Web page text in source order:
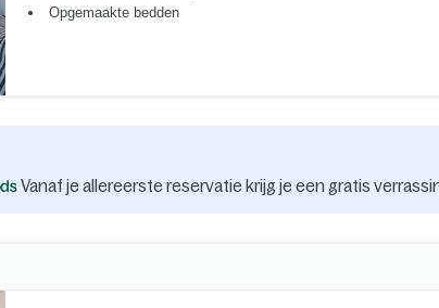
Opgemaakte bedden
Vanaf je allereerste reservatie krijg je een gratis